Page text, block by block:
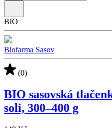
BIO
Biofarma Sasov
(0)
BIO sasovská
soli, 300–400 g